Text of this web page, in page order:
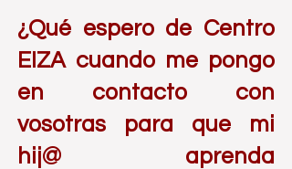
¿Qué espero de Centro
EIZA cuando me pongo
en contacto con
vosotras para que mi
hij@ aprenda